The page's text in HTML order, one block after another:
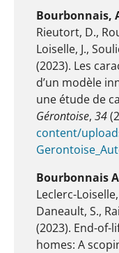
Bourbonnais,
Rieutort, D.,
Loiselle, J.,
(2023). Les
d’un modèle
une étude de
Gérontoise, 34
content/
Bourbonnais
Leclerc-
Daneault, S.,
(2023). End-of-
homes: A